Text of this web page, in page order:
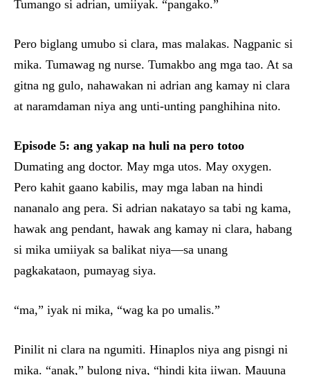
Tumango si adrian, umiiyak. “pangako.”
Pero biglang umubo si clara, mas malakas. Nagpanic si
mika. Tumawag ng nurse. Tumakbo ang mga tao. At sa
gitna ng gulo, nahawakan ni adrian ang kamay ni clara
at naramdaman niya ang unti-unting panghihina nito.
Episode 5: ang yakap na huli na pero totoo
Dumating ang doctor. May mga utos. May oxygen.
Pero kahit gaano kabilis, may mga laban na hindi
nananalo ang pera. Si adrian nakatayo sa tabi ng kama,
hawak ang pendant, hawak ang kamay ni clara, habang
si mika umiiyak sa balikat niya—sa unang
pagkakataon, pumayag siya.
“ma,” iyak ni mika, “wag ka po umalis.”
Pinilit ni clara na ngumiti. Hinaplos niya ang pisngi ni
mika. “anak,” bulong niya, “hindi kita iiwan. Mauuna